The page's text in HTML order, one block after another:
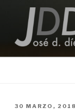
contenido
JOSE D.
PUBLICADO
30 MARZO, 2018